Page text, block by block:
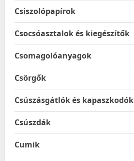
Csiszolópapírok
Csocsóasztalok és kiegészítők
Csomagolóanyagok
Csörgők
Csúszásgátlók és kapaszkodók
Csúszdák
Cumik